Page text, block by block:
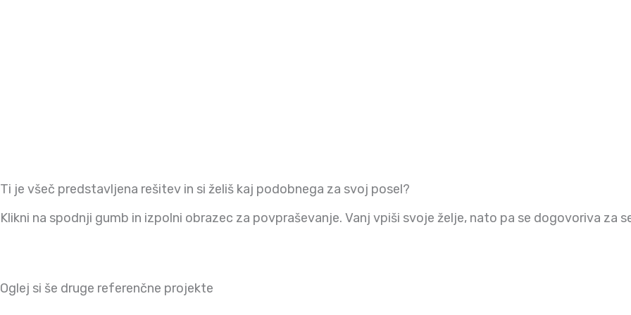
Ti je všeč predstavljena rešitev in si želiš kaj podobnega za svoj posel?
Klikni na spodnji gumb in izpolni obrazec za povpraševanje. Vanj vpiši svoje želje, nato pa se dogovoriva za
Oglej si še druge referenčne projekte